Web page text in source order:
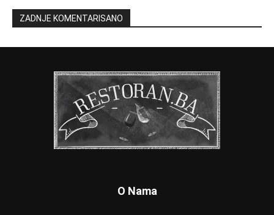
ZADNJE KOMENTARISANO
O Nama